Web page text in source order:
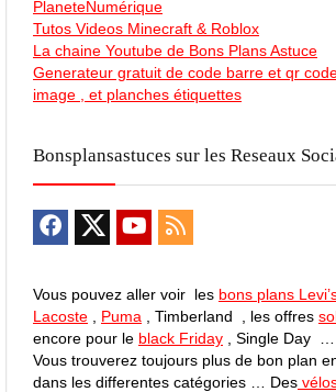
PlaneteNumérique
Tutos Videos Minecraft & Roblox
La chaine Youtube de Bons Plans Astuce
Generateur gratuit de code barre et qr
image , et planches étiquettes
Bonsplansastuces sur les Reseaux
Vous pouvez aller voir les bons plans
Lacoste
Puma , Timberland , les offres
encore pour le black Friday , Single Day …
Vous trouverez toujours plus de bon plan
dans les differentes catégories … Des